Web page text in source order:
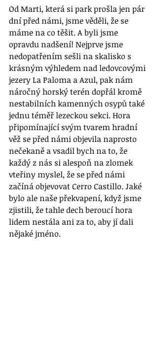
Od Marti, která si park prošla jen pár
dní před námi, jsme věděli, že se
máme na co těšit. A byli jsme
opravdu nadšení! Nejprve jsme
nedopatřením sešli na skalisko s
krásným výhledem nad ledovcovými
jezery La Paloma a Azul, pak nám
náročný horský terén dopřál kromě
nestabilních kamenných osypů také
jednu téměř lezeckou sekci. Hora
připomínající svým tvarem hradní
věž se před námi objevila naprosto
nečekaně a vsadil bych na to, že
každý z nás si alespoň na zlomek
vteřiny myslel, že se před námi
začíná objevovat Cerro Castillo. Jaké
bylo ale naše překvapení, když jsme
zjistili, že tahle dech beroucí hora
lidem nestála ani za to, aby jí dali
nějaké jméno.